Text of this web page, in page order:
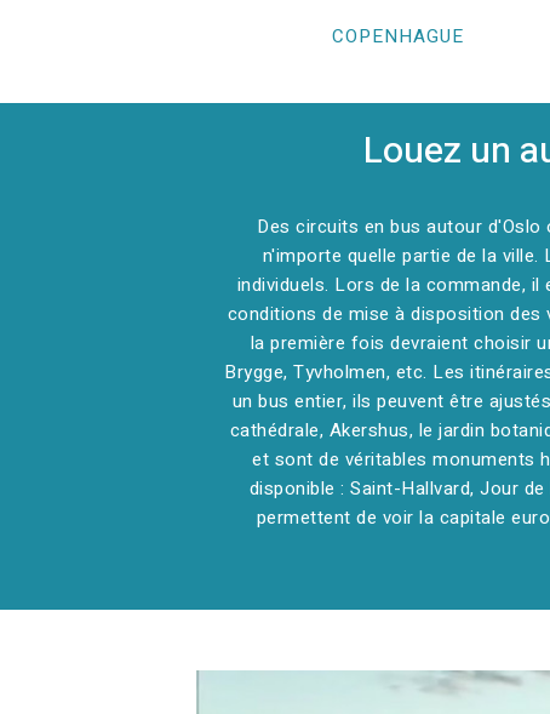
COPENHAGUE
Louez un
Des circuits en bus autour
n'importe quelle partie de la
individuels. Lors de la commande,
conditions de mise à disposition
la première fois devraient choisir
Brygge, Tyvholmen, etc. Les
un bus entier, ils peuvent être
cathédrale, Akershus, le jardin
et sont de véritables monuments
disponible : Saint-Hallvard, Jour
permettent de voir la capitale